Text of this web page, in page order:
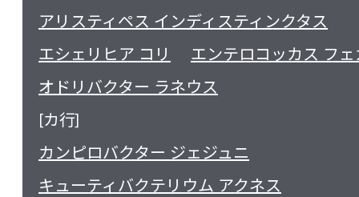
アリスティペス インディスティンクタス
エシェリヒア コリ
エンテロコッカス フ
オドリバクター ラネウス
[カ行]
カンピロバクター ジェジュニ
キューティバクテリウム アクネス